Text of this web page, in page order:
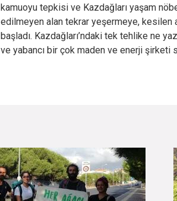
kamuoyu tepkisi ve Kazdağları yaşam
edilmeyen alan tekrar yeşermeye,
başladı. Kazdağları’ndaki tek tehlike ne
ve yabancı bir çok maden ve enerji şirketi